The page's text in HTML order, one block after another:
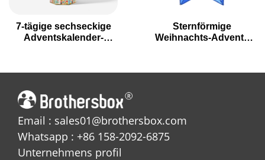
7-tägige sechseckige
Adventskalender-
Sternförmige
Weihnachts-Advents
Email : sales01@brothersbox.com
Whatsapp : +86 158-2092-6875
Unternehmens profil